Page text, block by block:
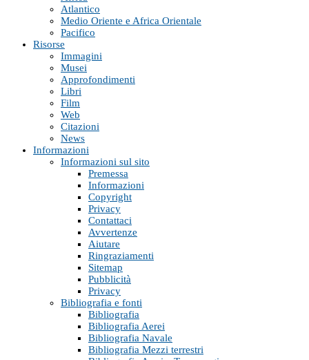
Atlantico
Medio Oriente e Africa Orientale
Pacifico
Risorse
Immagini
Musei
Approfondimenti
Libri
Film
Web
Citazioni
News
Informazioni
Informazioni sul sito
Premessa
Informazioni
Copyright
Privacy
Contattaci
Avvertenze
Aiutare
Ringraziamenti
Sitemap
Pubblicità
Privacy
Bibliografia e fonti
Bibliografia
Bibliografia Aerei
Bibliografia Navale
Bibliografia Mezzi terrestri